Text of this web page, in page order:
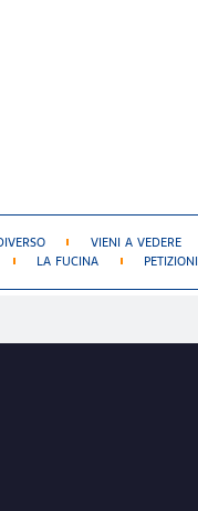
VIENI A VEDERE
LA FUCINA PETIZIONI